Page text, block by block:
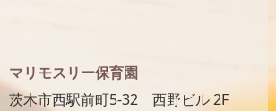
マリモスリー保育園
茨木市西駅前町5-32 西野ビル 2F